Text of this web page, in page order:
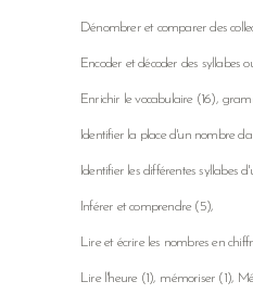
Dénombrer et comparer des
Encoder et décoder des syllabes
Enrichir le vocabulaire(16)
Identifier la place d'un nombre
Identifier les différentes syllabes
Inférer et comprendre(5)
Lire et écrire les nombres en
Lire l'heure(1) mémoriser (1)